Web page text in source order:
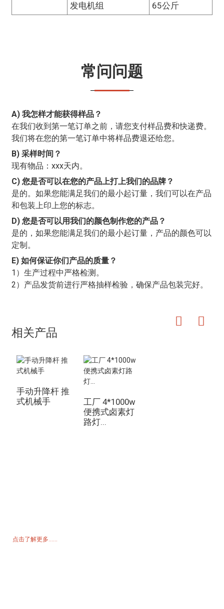
发电机组
65公斤
常问问题
A) 我怎样才能获得样品？
在我们收到第一笔订单之前，请您支付样品费和快递费。
我们将在您的第一笔订单中将样品费退还给您。
B) 采样时间？
现有物品：xxx天内。
C) 您是否可以在您的产品上打上我们的品牌？
是的。如果您能满足我们的最小起订量，我们可以在产品
和包装上印上您的标志。
D) 您是否可以用我们的颜色制作您的产品？
是的，如果您能满足我们的最小起订量，产品的颜色可以
定制。
E) 如何保证你们产品的质量？
1）生产过程中严格检测。
2）产品发货前进行严格抽样检验，确保产品包装完好。
相关产品
手动升降杆 推
式机械手
工厂 4*1000w
便携式卤素灯
路灯...
点击了解更多......